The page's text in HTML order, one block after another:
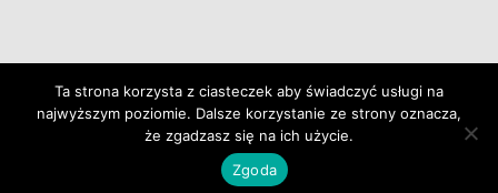
Ta strona korzysta z ciasteczek aby świadczyć usługi na
najwyższym poziomie. Dalsze korzystanie ze strony oznacza,
że zgadzasz się na ich użycie.
Zgoda